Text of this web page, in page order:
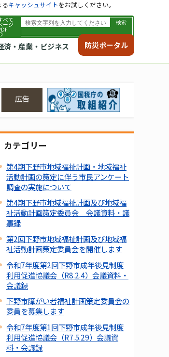
べて
ージ
済・産業・ビジネス 防災ポータル
キャッシュサイトをお試しください。
広告
カテゴリー
第4期下野市地域福祉計画・地域福祉
活動計画の策定に伴う市民アンケート
調査の実施について
第4期下野市地域福祉計画及び地域福
祉活動計画策定委員会 会議資料・議
事録
第2回下野市地域福祉計画及び地域福
祉活動計画策定委員会を開催します
令和7年度第2回下野市成年後見制度
利用促進協議会（R8.2.4）会議資料・
会議録
下野市障がい者福祉計画策定委員会の
委員を募集します
令和7年度第1回下野市成年後見制度
利用促進協議会（R7.5.29）会議資
料・会議録